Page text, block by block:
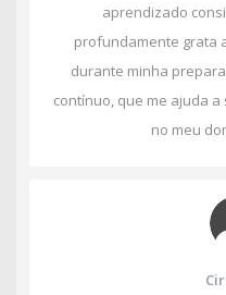
aprendizado
profundamente grata
durante minha
contínuo, que me ajuda
no meu